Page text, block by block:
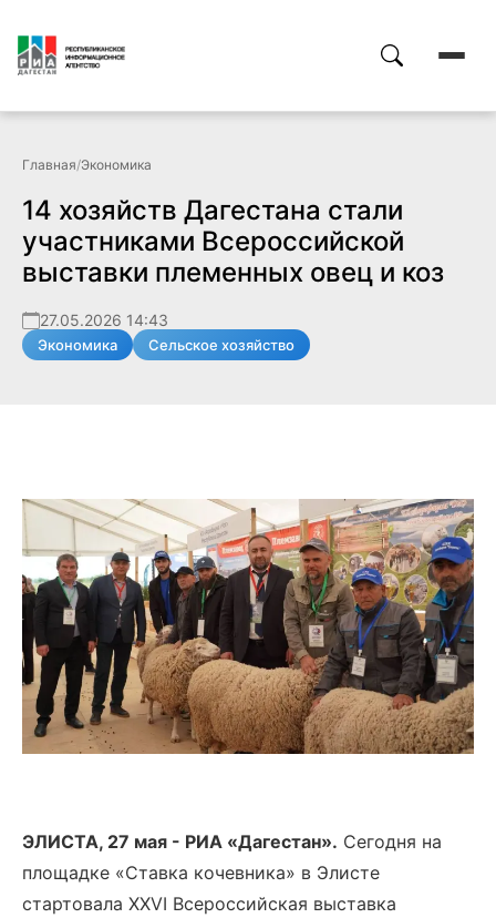
Главная/Экономика
14 хозяйств Дагестана стали
участниками Всероссийской
выставки племенных овец и коз
27.05.2026 14:43
Экономика Сельское хозяйство
ЭЛИСТА, 27 мая - РИА «Дагестан». Сегодня на
площадке «Ставка кочевника» в Элисте
стартовала XXVI Всероссийская выставка